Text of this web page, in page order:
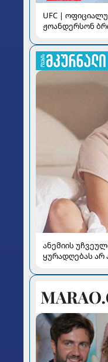
UFC |
ჟოანდერსონ
ანემიის
ყურადღებას არ